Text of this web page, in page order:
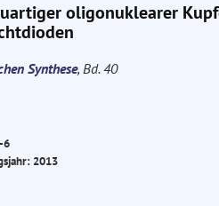
oligonuklearer
Synthese, Bd. 40
6
2013